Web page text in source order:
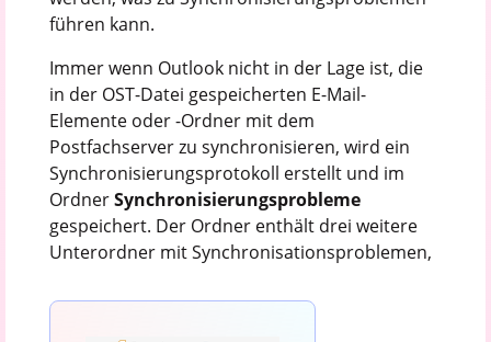
führen kann.
Immer wenn Outlook nicht in der Lage ist, die
in der OST-Datei gespeicherten E-Mail-
Elemente oder -Ordner mit dem
Postfachserver zu synchronisieren, wird ein
Synchronisierungsprotokoll erstellt und im
OrdnerSynchronisierungsprobleme
gespeichert. Der Ordner enthält drei weitere
Unterordner mit Synchronisationsproblemen,